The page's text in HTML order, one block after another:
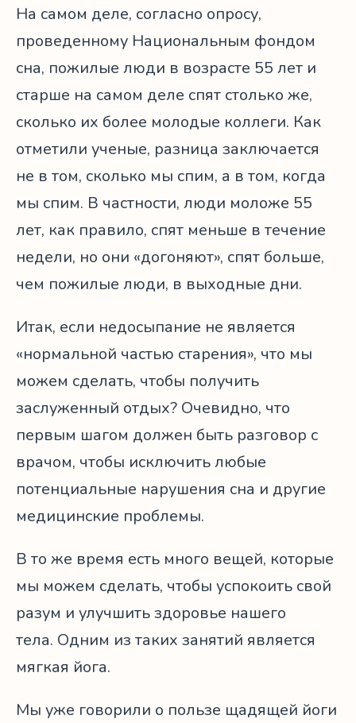
На самом деле, согласно опросу,
проведенному Национальным фондом
сна, пожилые люди в возрасте 55 лет и
старше на самом деле спят столько же,
сколько их более молодые коллеги. Как
отметили ученые, разница заключается
не в том, сколько мы спим, а в том, когда
мы спим. В частности, люди моложе 55
лет, как правило, спят меньше в течение
недели, но они «догоняют», спят больше,
чем пожилые люди, в выходные дни.
Итак, если недосыпание не является
«нормальной частью старения», что мы
можем сделать, чтобы получить
заслуженный отдых? Очевидно, что
первым шагом должен быть разговор с
врачом, чтобы исключить любые
потенциальные нарушения сна и другие
медицинские проблемы.
В то же время есть много вещей, которые
мы можем сделать, чтобы успокоить свой
разум и улучшить здоровье нашего
тела. Одним из таких занятий является
мягкая йога.
Мы уже говорили о пользе щадящей йоги